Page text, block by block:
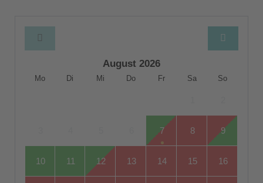
August 2026
Mo Di Mi Do Fr Sa So
7 8 9
10 11 12 13 14 15 16